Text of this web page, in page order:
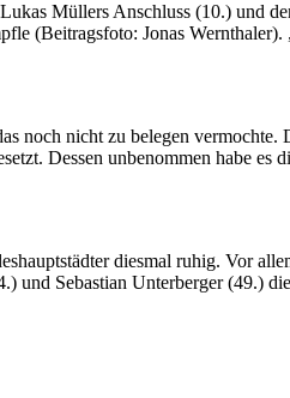
Müllers Anschluss (10.) und
(Beitragsfoto: Jonas
noch nicht zu belegen
Dessen unbenommen habe
diesmal ruhig. Vor
und Sebastian Unterberger (49.)